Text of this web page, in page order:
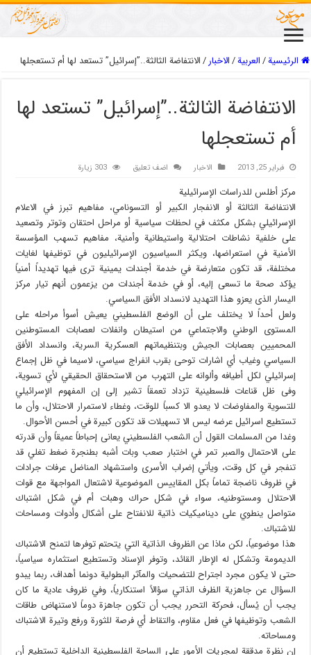
الرئيسية/العربیة/الاخبار/الانتفاضة الثالثة..”إسرائيل” تستعد لها أم تستعجلها
الانتفاضة الثالثة..”إسرائيل” تستعد لها
أم تستعجلها
فبراير 25, 2013 الاخبار اضف تعليق 303 زيارة
مركز أطلس للدراسات الإسرائيلية
الانتفاضة الثالثة أو الانفجار الكبير أو التسونامي، مفاهيم تبرز في الاعلام
الإسرائيلي بشكل مكثف في لحظات سياسية أو مراحل احتقان وتوتر وتصعيد
على خلفية نشاطات احتلالية واستيطانية وأمنية، مفاهيم تسهب المؤسسة
الأمنية في استعراضها، ويكثر السياسيون الإسرائيليون في توظيفها لغايات
مختلفة، قد تكون متعارضة في خدمة أجندات يمينية ترى فيها تهديداً أمنياً
يؤكد صحة ما تسعى إليه، أو في خدمة أجندات من يزعمون أنهم تيار مركز
اليسار الذى يعزو هذا التهديد لانسداد الأفق السياسي.
ولعل أحداً لا يختلف على أن الوضع الفلسطيني يعيش أسوأ مراحله على
المستوى الوطني والاجتماعي من استيطان وانفلات لعصابات المستوطنين
المحميين بعصابات الجيش وبتنظيماتهم العسكرية السرية، وانسداد الأفق
السياسي وغياب أي اشارات توحى بقرب انفراج سياسي، لاسيما في ظل إجماع
إسرائيلي لكل أطيافه وألوانه على التهرب من الاستحقاق الحقيقي لأي تسوية،
وفى ظل قناعات فلسطينية تزداد تعمقاً تشير إلى إن المفهوم الإسرائيلي
للتسوية والمفاوضات لا يعدو الا كسباً للوقت، وغطاء لاستمرار الاحتلال، وأن ما
تستطيع اسرائيل عرضه ليس الا تسهيلات قد تكون كبيرة في أحسن الأحوال.
وغدا من المسلمات القول أن الشعب الفلسطيني يعانى إحباطاً عميقاً وأن قدرته
على الاحتمال والصبر تمر في اختبار صعب وبات أشبه بطنجرة ضغط تغلي قد
تنفجر في كل وقت، ويأتي إضراب الأسرى واستشهاد المناضل عرفات جرادات
في ظروف ناضجة تماماً بكل المقاييس الموضوعية لاشتعال المواجهة مع قوات
الاحتلال ومستوطنيه، سواء في شكل حراك وهبات أم في شكل اشتباك
متواصل ينطوي على ديناميكيات ذاتية للانفتاح على أشكال وأدوات ومساحات
للاشتباك.
هذا موضوعياً، لكن ماذا عن الظروف الذاتية التي يتحتم توفرها لتمنح الاشتباك
الديمومة وتشكل له الإطار القائد، وتوفر الإسناد وتستطيع استثماره سياسياً،
حتى لا يكون مجرد اجتراح للتضحيات والمآثر البطولية دونما أهداف، ربما يبدو
السؤال عن جاهزية الظرف الذاتي سؤالاً استنكارياً، وفي ظروف عادية ما كان
يجب أن يُسأل، فحركة التحرر يجب أن تكون جاهزة دوماً لاستنهاض طاقات
الشعب وتوظيفها في فعل مقاوم، والتقاط أي فرصة للثورة ورفع وتيرة الاشتباك
ومساحاته.
إن نظرة مدققة لمجريات الأمور على الساحة الفلسطينية الداخلية تستطيع أن